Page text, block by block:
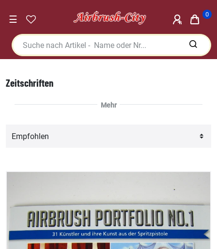
☰ 0
Zeitschriften